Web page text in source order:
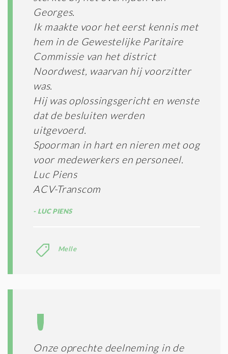
Georges.
Ik maakte voor het eerst kennis met
hem in de Gewestelijke Paritaire
Commissie van het district
Noordwest, waarvan hij voorzitter
was.
Hij was oplossingsgericht en wenste
dat de besluiten werden
uitgevoerd.
Spoorman in hart en nieren met oog
voor medewerkers en personeel.
Luc Piens
ACV-Transcom
LUC PIENS
Melle
Onze oprechte deelneming in de